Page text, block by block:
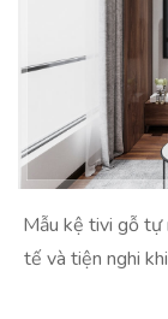
Mẫu kệ tivi gỗ tự
tế và tiện nghi